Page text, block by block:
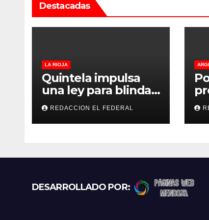
d
s
Destacadas
LA RIOJA
Quintela impulsa
una ley para blindar
las tierras rurales de
La Rioja: cuáles son
los principales
REDACCION EL FEDERAL
DESARROLLADO POR: